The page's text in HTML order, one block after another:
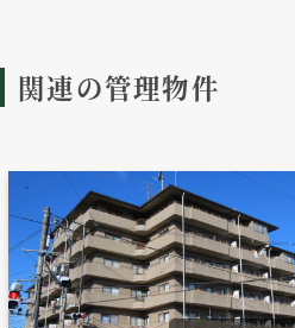
関連の管理物件